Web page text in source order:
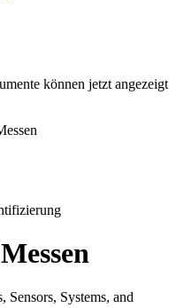
können jetzt angezeigt
Sensors, Systems, and